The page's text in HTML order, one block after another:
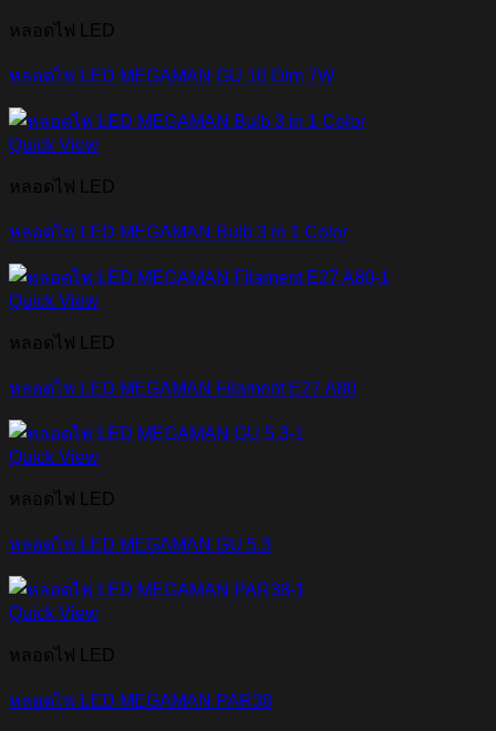
หลอดไฟ LED
หลอดไฟ LED MEGAMAN GU 10 Dim 7W
Quick View
หลอดไฟ LED
หลอดไฟ LED MEGAMAN Bulb 3 in 1 Color
Quick View
หลอดไฟ LED
หลอดไฟ LED MEGAMAN Filament E27 A80
Quick View
หลอดไฟ LED
หลอดไฟ LED MEGAMAN GU 5.3
Quick View
หลอดไฟ LED
หลอดไฟ LED MEGAMAN PAR38